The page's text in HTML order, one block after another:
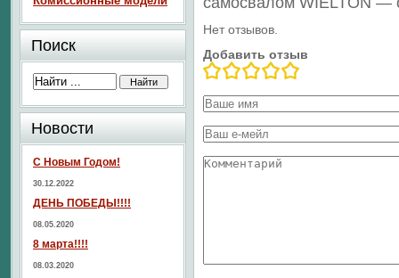
Нет отзывов.
Добавить отзыв
Поиск
Новости
С Новым Годом!
30.12.2022
ДЕНЬ ПОБЕДЫ!!!!
08.05.2020
8 марта!!!!
08.03.2020